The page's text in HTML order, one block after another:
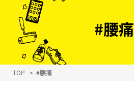
#腰痛
TOP > #腰痛